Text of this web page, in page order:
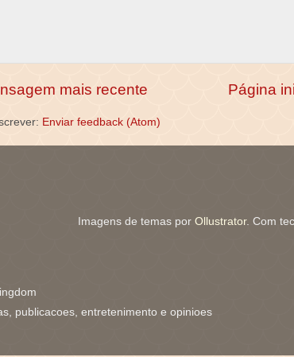
mais recente Página
Enviar feedback (Atom)
Imagens de temas por Ollustrator. Com
publicacoes, entretenimento e opinioes